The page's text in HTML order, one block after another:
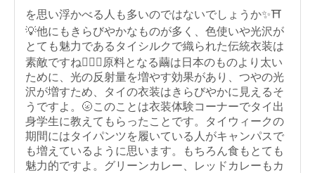
を思い浮かべる人も多いのではないでしょうか✨⛩
💡他にもきらびやかなものが多く、色使いや光沢が
とても魅力であるタイシルクで織られた伝統衣装は
素敵ですね💁🏻‍♀️原料となる繭は日本のものより太い
ために、光の反射量を増やす効果があり、つやの光
沢が増すため、タイの衣装はきらびやかに見えるそ
うですよ。🌝このことは衣装体験コーナーでタイ出
身学生に教えてもらったことです。タイウィークの
期間にはタイパンツを履いている人がキャンパスで
も増えているように思います。もちろん食もとても
魅力的ですよ。グリーンカレー、レッドカレーもカ